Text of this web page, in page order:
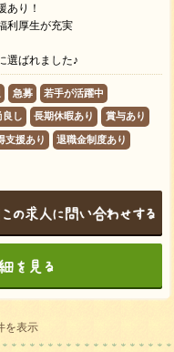
あり！
利厚生が充実
選ばれました♪
急募 若手が活躍中
良し 長期休暇あり 賞与あり
支援あり 退職金制度あり
を表示